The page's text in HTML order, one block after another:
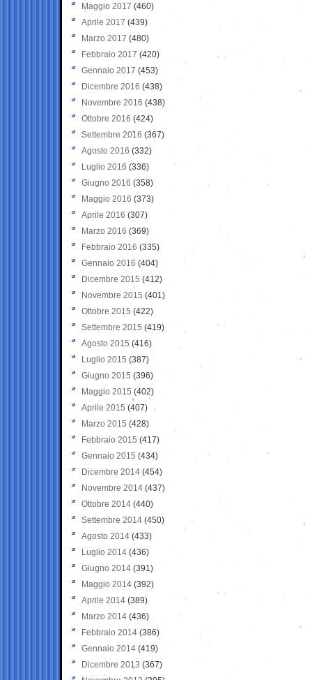
Maggio 2017 (460)
Aprile 2017 (439)
Marzo 2017 (480)
Febbraio 2017 (420)
Gennaio 2017 (453)
Dicembre 2016 (438)
Novembre 2016 (438)
Ottobre 2016 (424)
Settembre 2016 (367)
Agosto 2016 (332)
Luglio 2016 (336)
Giugno 2016 (358)
Maggio 2016 (373)
Aprile 2016 (307)
Marzo 2016 (369)
Febbraio 2016 (335)
Gennaio 2016 (404)
Dicembre 2015 (412)
Novembre 2015 (401)
Ottobre 2015 (422)
Settembre 2015 (419)
Agosto 2015 (416)
Luglio 2015 (387)
Giugno 2015 (396)
Maggio 2015 (402)
Aprile 2015 (407)
Marzo 2015 (428)
Febbraio 2015 (417)
Gennaio 2015 (434)
Dicembre 2014 (454)
Novembre 2014 (437)
Ottobre 2014 (440)
Settembre 2014 (450)
Agosto 2014 (433)
Luglio 2014 (436)
Giugno 2014 (391)
Maggio 2014 (392)
Aprile 2014 (389)
Marzo 2014 (436)
Febbraio 2014 (386)
Gennaio 2014 (419)
Dicembre 2013 (367)